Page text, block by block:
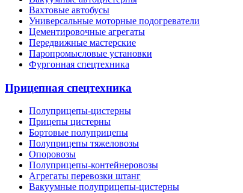
Вахтовые автобусы
Универсальные моторные подогреватели
Цементировочные агрегаты
Передвижные мастерские
Паропромысловые установки
Фургонная спецтехника
Прицепная спецтехника
Полуприцепы-цистерны
Прицепы цистерны
Бортовые полуприцепы
Полуприцепы тяжеловозы
Опоровозы
Полуприцепы-контейнеровозы
Агрегаты перевозки штанг
Вакуумные полуприцепы-цистерны